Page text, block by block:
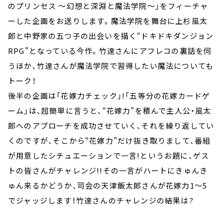
のプリンセス ～幻想と深淵と魔法学院～」をフィーチャ
ーした企画をお送りします。魔法学院を舞台に上杉風太
郎と中野家の五つ子の出会いを描く“ドキドキダンジョン
RPG”となっている今作。竹達さんにアフレコの裏話を伺
うほか、竹達さんが魔法学院で習得したい魔法についても
トーク！
後半の企画は「花嫁力チェック」!「五等分の花嫁カードゲ
ーム」は、超簡単に言うと、“花嫁力”を積んで主人公・風太
郎へのアプローチを成功させていく、それを繰り返してい
くのですが、そこから“花嫁力”だけ抜き取りまして、番組
が用意したシチュエーションで一言!というお題に、ゲス
トの皆さんがチャレンジ!!その一言がハートにきゅんき
ゅん来るかどうか、司会の天津飯太郎さんが花嫁力1～5
でジャッジします！竹達さんのチャレンジの結果は?